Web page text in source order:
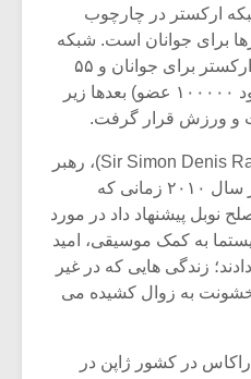
ارکستر در چارچوب
برای جوانان است. شبکه
ارکستر های او، شامل ۱۰۲ ارکستر برای جوانان و ۵۵
ارکستر برای کودکان (با حدود ۱۰۰۰۰۰ عضو) بعدها زیر
و ورزش قرار گرفت.
سر سایمون دنیس رتل (Sir Simon Denis Rattle)، رهبر
ارکستر فیلارمونیک برلن، در سال ۲۰۱۰ زمانی که
نوبل پیشنهاد داد در مورد
به کمک موسیقی، امید
زندگی هایی که در غیر
خشونت به زوال کشیده می
در کشور ژاپن در
موسیقی
سکانسی